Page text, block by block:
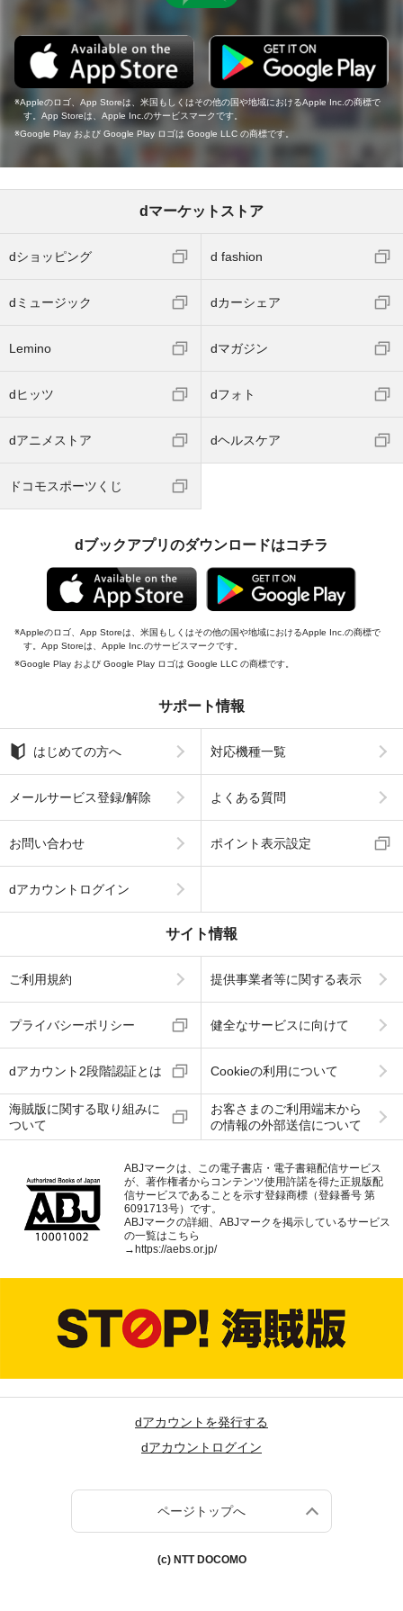
Appleのロゴ、App Storeは、米国もしくはその他の国や地域におけるApple Inc.の商標で
す。App Storeは、Apple Inc.のサービスマークです。
Google Play および Google Play ロゴは Google LLC の商標です。
dマーケットストア
dショッピング d fashion
dミュージック dカーシェア
Lemino dマガジン
dヒッツ dフォト
dアニメストア dヘルスケア
ドコモスポーツくじ
dブックアプリのダウンロードはコチラ
Appleのロゴ、App Storeは、米国もしくはその他の国や地域におけるApple Inc.の商標で
す。App Storeは、Apple Inc.のサービスマークです。
Google Play および Google Play ロゴは Google LLC の商標です。
サポート情報
はじめての方へ 対応機種一覧
メールサービス登録/解除 よくある質問
お問い合わせ ポイント表示設定
dアカウントログイン
サイト情報
ご利用規約 提供事業者等に関する表示
プライバシーポリシー 健全なサービスに向けて
dアカウント2段階認証とは Cookieの利用について
海賊版に関する取り組みに
ついて
お客さまのご利用端末から
の情報の外部送信について
ABJマークは、この電子書店・電子書籍配信サービス
が、著作権者からコンテンツ使用許諾を得た正規版配
信サービスであることを示す登録商標（登録番号 第
6091713号）です。
ABJマークの詳細、ABJマークを掲示しているサービス
の一覧はこちら
→ https://aebs.or.jp/
dアカウントを発行する
dアカウントログイン
ページトップへ
(c) NTT DOCOMO